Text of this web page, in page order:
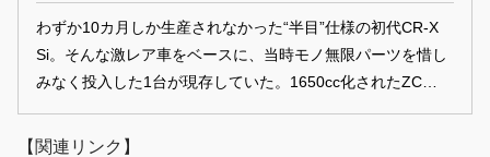
わずか10カ月しか生産されなかった“半目”仕様の初代CR-X
Si。そんな激レア車をベースに、当時モノ無限パーツを惜し
みなく投入した1台が現存していた。1650cc化されたZCエン
撃的だ。
【関連リンク】